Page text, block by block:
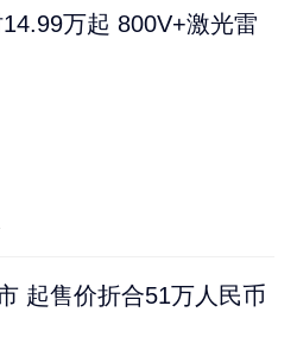
万起 800V+激光雷
起售价折合51万人民币